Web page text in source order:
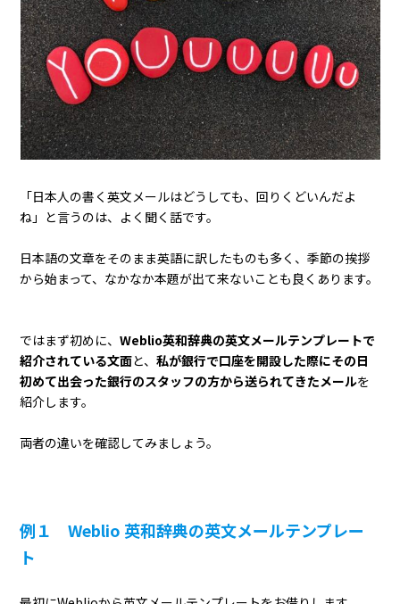
「日本人の書く英文メールはどうしても、回りくどいんだよ
ね」と言うのは、よく聞く話です。
日本語の文章をそのまま英語に訳したものも多く、季節の挨拶
から始まって、なかなか本題が出て来ないことも良くあります。
ではまず初めに、Weblio英和辞典の英文メールテンプレートで
紹介されている文面と、私が銀行で口座を開設した際にその日
初めて出会った銀行のスタッフの方から送られてきたメールを
紹介します。
両者の違いを確認してみましょう。
例１ Weblio 英和辞典の英文メールテンプレー
ト